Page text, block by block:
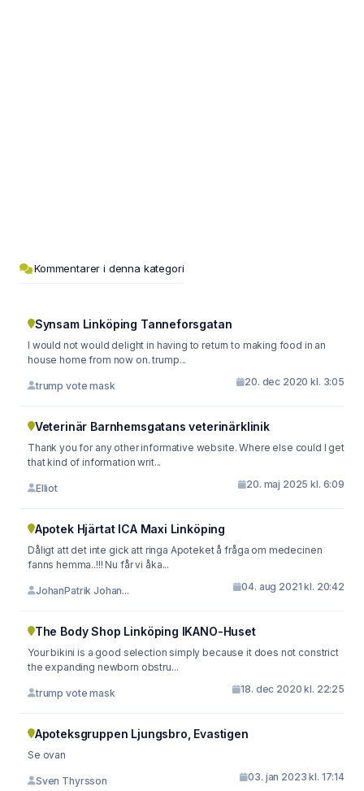
Kommentarer i denna kategori
Synsam Linköping Tanneforsgatan
I would not would delight in having to return to making food in an
house home from now on. trump...
trump vote mask 20. dec 2020 kl. 3:05
Veterinär Barnhemsgatans veterinärklinik
Thank you for any other informative website. Where else could I get
that kind of information writ...
Elliot 20. maj 2025 kl. 6:09
Apotek Hjärtat ICA Maxi Linköping
Dåligt att det inte gick att ringa Apoteket å fråga om medecinen
fanns hemma..!!! Nu får vi åka...
JohanPatrik Johan... 04. aug 2021 kl. 20:42
The Body Shop Linköping IKANO-Huset
Your bikini is a good selection simply because it does not constrict
the expanding newborn obstru...
trump vote mask 18. dec 2020 kl. 22:25
Apoteksgruppen Ljungsbro, Evastigen
Se ovan
Sven Thyrsson 03. jan 2023 kl. 17:14